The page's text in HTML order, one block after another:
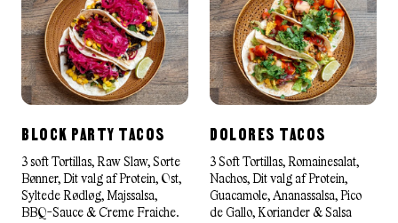
BLOCK PARTY TACOS
3 soft Tortillas, Raw Slaw, Sorte
Bønner, Dit valg af Protein, Ost,
Syltede Rødløg, Majssalsa,
BBQ-Sauce & Creme Fraiche.
DOLORES TACOS
3 Soft Tortillas, Romainesalat,
Nachos, Dit valg af Protein,
Guacamole, Ananassalsa, Pico
de Gallo, Koriander & Salsa